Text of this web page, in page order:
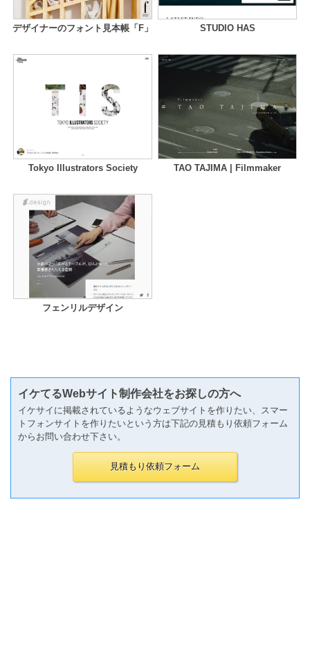
デザイナーのフォント見本帳「F」 STUDIO HAS
Tokyo Illustrators Society TAO TAJIMA | Filmmaker
フェンリルデザイン
イケてるWebサイト制作会社をお探しの方へ
イケサイに掲載されているようなウェブサイトを作りたい、スマー
トフォンサイトを作りたいという方は下記の見積もり依頼フォーム
からお問い合わせ下さい。